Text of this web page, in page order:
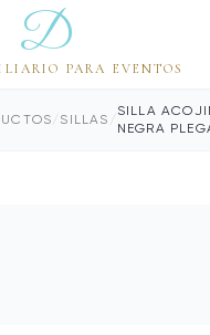
D
PARA EVENTOS
SILLAS
SILLA
NEGRA